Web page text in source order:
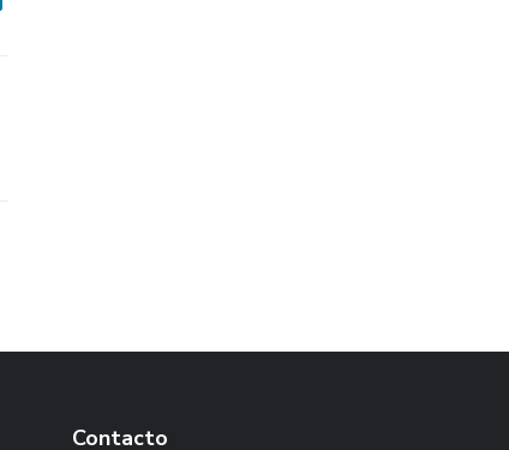
Contacto